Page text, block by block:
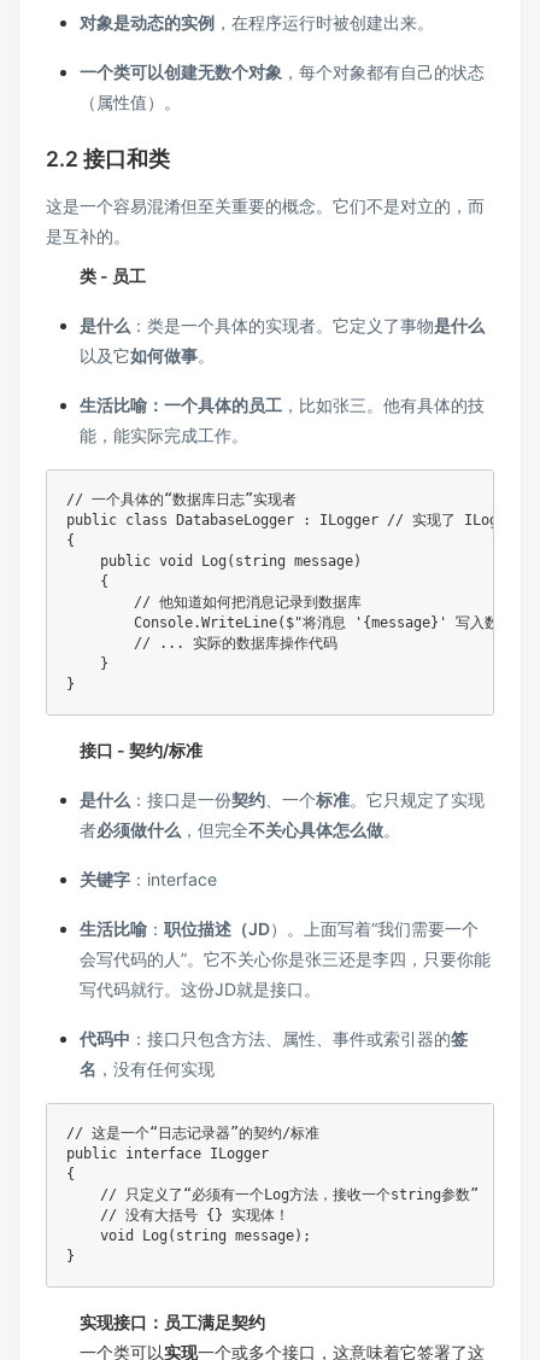
对象是动态的实例 ，在程序运行时被创建出来。
一个类可以创建无数个对象 ，每个对象都有自己的状态
（属性值）。
2.2 接口和类
这是一个容易混淆但至关重要的概念。它们不是对立的，而
是互补的。
类 - 员工
是什么 ：类是一个具体的实现者。它定义了事物是什么
以及它如何做事。
生活比喻： 一个具体的员工 ，比如张三。他有具体的技
能，能实际完成工作。
// 一个具体的“数据库日志”实现者
public class DatabaseLogger : ILogger // 实现了 ILogger
{
public void Log ( string message)
{
// 他知道如何把消息记录到数据库
        Console
.WriteLine( $"将消息 ' {message} ' 写入数据
// ... 实际的数据库操作代码
}
}
接口 - 契约/标准
是什么 ：接口是一份契约 、一个标准。它只规定了实现
者必须做什么 ，但完全不关心具体怎么做。
关键字 ：interface
生活比喻 ： 职位描述（JD）。上面写着“我们需要一个
会写代码的人”。它不关心你是张三还是李四，只要你能
写代码就行。这份JD就是接口。
代码中 ：接口只包含方法、属性、事件或索引器的签
名 ，没有任何实现
// 这是一个“日志记录器”的契约/标准
public interface ILogger
{
// 只定义了“必须有一个Log方法，接收一个string参数”
// 没有大括号 {} 实现体！
void
Log ( string message) ;
}
实现接口：员工满足契约
一个类可以实现一个或多个接口，这意味着它签署了这